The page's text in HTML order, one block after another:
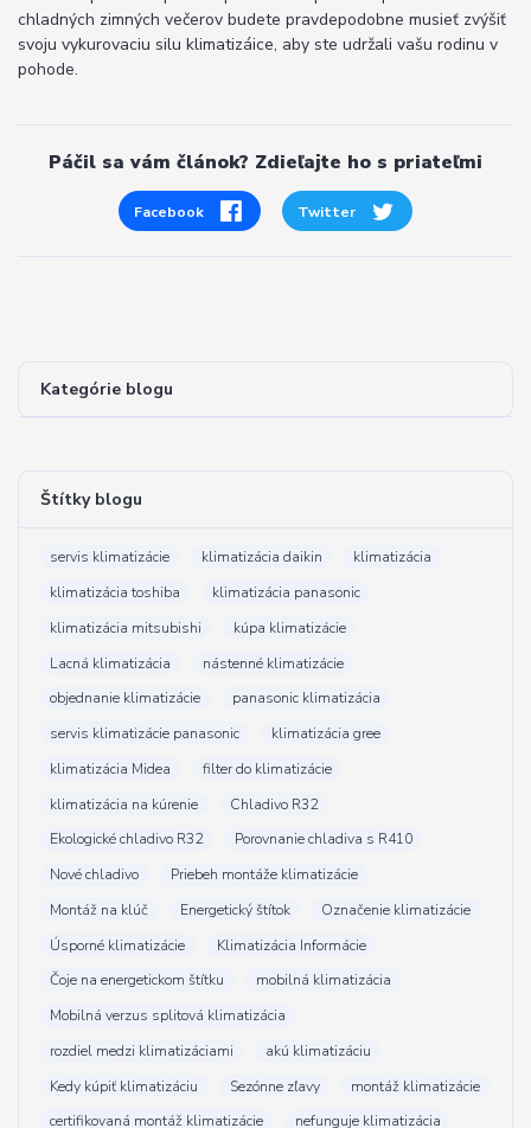
Kategórie blogu
Štítky blogu
servis klimatizácie klimatizácia daikin
klimatizácia
klimatizácia toshiba
klimatizácia panasonic
klimatizácia mitsubishi
kúpa klimatizácie
Lacná klimatizácia
nástenné klimatizácie
objednanie klimatizácie
panasonic klimatizácia
servis klimatizácie panasonic
klimatizácia gree
klimatizácia Midea
filter do klimatizácie
klimatizácia na kúrenie
Chladivo R32
Ekologické chladivo R32
Porovnanie chladiva s R410
Nové chladivo
Priebeh montáže klimatizácie
Montáž na klúč
Energetický štítok
Označenie klimatizácie
Úsporné klimatizácie
Klimatizácia Informácie
Čoje na energetickom štítku
mobilná klimatizácia
Mobilná verzus splitová klimatizácia
rozdiel medzi klimatizáciami
akú klimatizáciu
Kedy kúpiť klimatizáciu
Sezónne zľavy
montáž klimatizácie
certifikovaná montáž klimatizácie
nefunguje klimatizácia
chladných zimných večerov budete pravdepodobne musieť zvýšiť
svoju vykurovaciu silu klimatizáice, aby ste udržali vašu rodinu v
pohode.
Páčil sa vám článok? Zdieľajte ho s priateľmi
Facebook Twitter